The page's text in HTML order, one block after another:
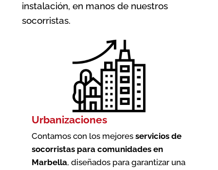
instalación, en manos de nuestros
socorristas.
Urbanizaciones
Contamos con los mejores servicios de
socorristas para comunidades en
Marbella, diseñados para garantizar una